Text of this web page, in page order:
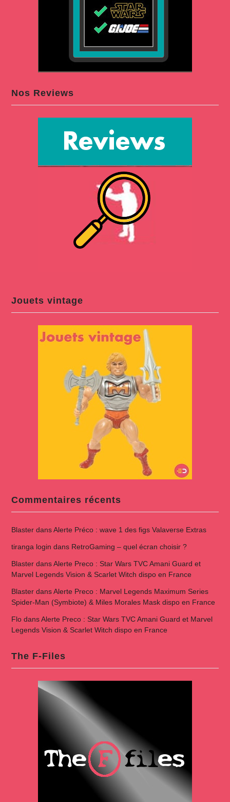
Nos Reviews
Jouets vintage
Commentaires récents
BlasterdansAlerte Préco : wave 1 des figs Valaverse Extras
tiranga login dans RetroGaming – quel écran choisir ?
BlasterdansAlerte Preco : Star Wars TVC Amani Guard et
Marvel Legends Vision & Scarlet Witch dispo en France
BlasterdansAlerte Preco : Marvel Legends Maximum Series
Spider-Man (Symbiote) & Miles Morales Mask dispo en France
FlodansAlerte Preco : Star Wars TVC Amani Guard et Marvel
Legends Vision & Scarlet Witch dispo en France
The F-Files